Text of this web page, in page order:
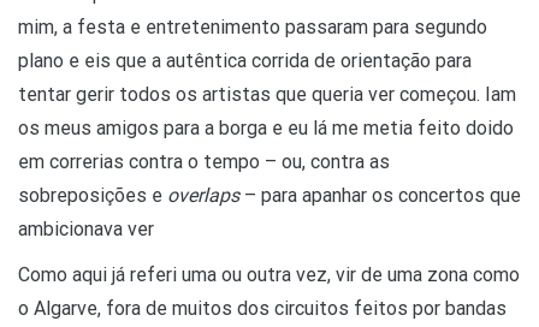
mim, a festa e entretenimento passaram para segundo
plano e eis que a autêntica corrida de orientação para
tentar gerir todos os artistas que queria ver começou. Iam
os meus amigos para a borga e eu lá me metia feito doido
em correrias contra o tempo – ou, contra as
sobreposições e overlaps– para apanhar os concertos que
ambicionava ver
Como aqui já referi uma ou outra vez, vir de uma zona como
o Algarve, fora de muitos dos circuitos feitos por bandas